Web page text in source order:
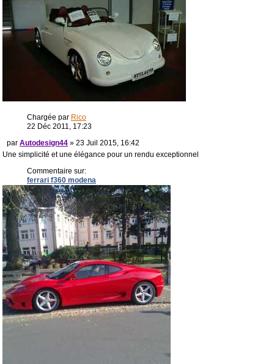
Chargée par Rico
22 Déc 2011, 17:23
par Autodesign44 » 23 Juil 2015, 16:42
Une simplicité et une élégance pour un rendu exceptionnel
Commentaire sur:
ferrari f360 modena